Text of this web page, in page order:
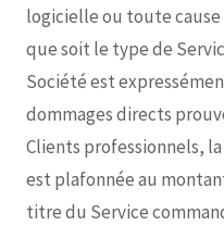
logicielle ou toute
que soit le type de
Société est
dommages directs
Clients professionnels,
est plafonnée au
titre du Service